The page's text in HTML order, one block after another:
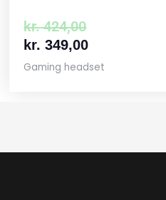
kr.424,00
kr. 349,00
Gaming headset